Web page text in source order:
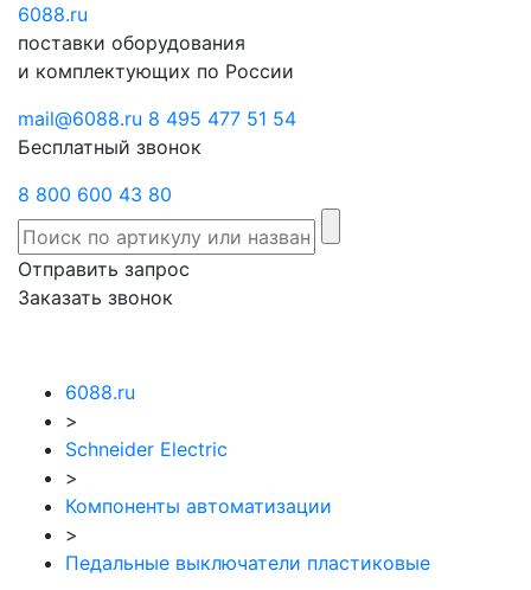
6088.ru
поставки оборудования
и комплектующих по России
mail@6088.ru 8 495 477 51 54
Бесплатный звонок
8 800 600 43 80
Отправить запрос
Заказать звонок
6088.ru
>
Schneider Electric
>
Компоненты автоматизации
>
Педальные выключатели пластиковые
Отправить
запрос
звонок